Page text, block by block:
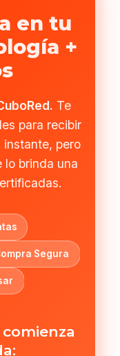
en tu
+
Te
para recibir
instante, pero
lo brinda una
Segura
comienza